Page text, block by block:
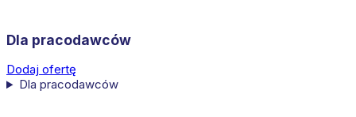
Dla pracodawców
Dodaj ofertę
Dla pracodawców